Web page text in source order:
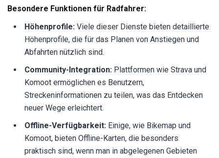
Besondere Funktionen für Radfahrer:
Höhenprofile: Viele dieser Dienste bieten detaillierte
Höhenprofile, die für das Planen von Anstiegen und
Abfahrten nützlich sind.
Community-Integration: Plattformen wie Strava und
Komoot ermöglichen es Benutzern,
Streckeninformationen zu teilen, was das Entdecken
neuer Wege erleichtert.
Offline-Verfügbarkeit: Einige, wie Bikemap und
Komoot, bieten Offline-Karten, die besonders
praktisch sind, wenn man in abgelegenen Gebieten